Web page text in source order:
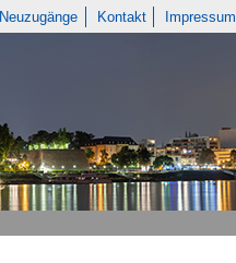
Neuzugänge Kontakt Impressum